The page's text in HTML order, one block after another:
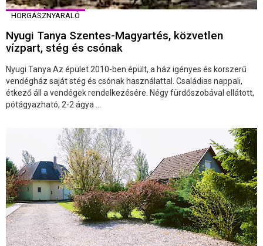
HORGÁSZNYARALÓ
Nyugi Tanya Szentes-Magyartés, közvetlen
vízpart, stég és csónak
Nyugi Tanya Az épület 2010-ben épült, a ház igényes és korszerű
vendégház saját stég és csónak használattal. Családias nappali,
étkező áll a vendégek rendelkezésére. Négy fürdőszobával ellátott,
pótágyazható, 2-2 ágya ...